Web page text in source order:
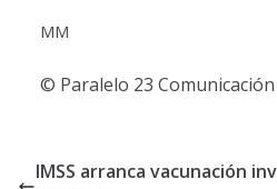
MM
© Paralelo 23
IMSS arranca vacunación